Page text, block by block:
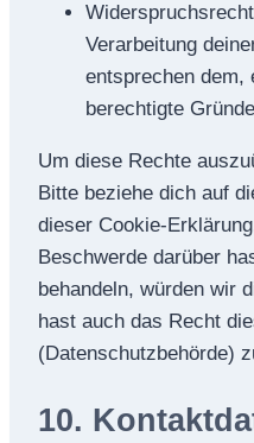
Verarbeitung
entsprechen dem,
berechtigte
Um diese Rechte
Bitte beziehe dich auf
dieser Cookie-
Beschwerde darüber
behandeln, würden wir
hast auch das Recht
(Datenschutzbehörde)
10.